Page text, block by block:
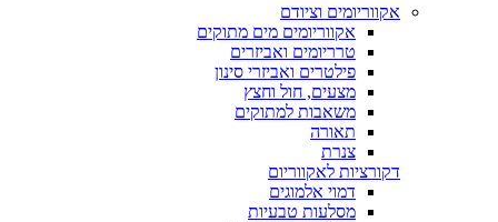
אקווריומים וציודם
אקווריומים מים מתוקים
טרריומים ואביזרים
פילטרים ואביזרי סינון
מצעים, חול וחצץ
משאבות למתוקים
תאורה
צנרת
דקורציות לאקווריום
דמוי אלמוגים
מסלעות טבעיות